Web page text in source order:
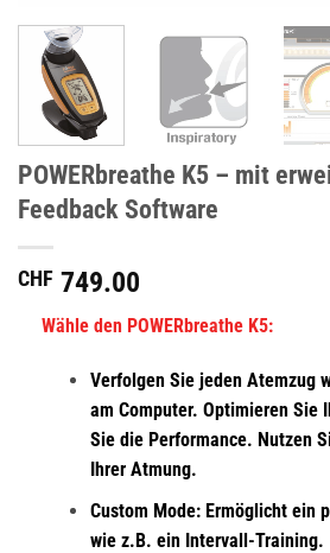
POWERbreathe K5 – mit
Feedback Software
CHF 749.00
Wähle den POWERbreathe K5:
Verfolgen Sie jeden Atemzug
am Computer. Optimieren Sie
Sie die Performance. Nutzen
Ihrer Atmung.
Custom Mode: Ermöglicht ein
wie z.B. ein Intervall-Training.